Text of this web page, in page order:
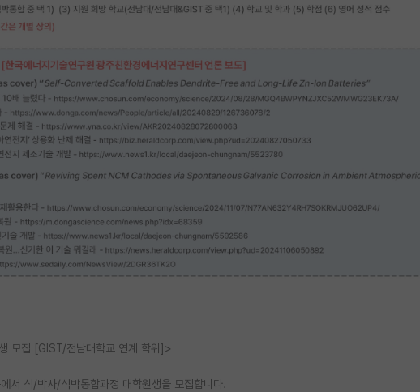
모집 [GIST/전남대학교 연계 학위]>
서 석/박사/석박통합과정 대학원생을 모집합니다.